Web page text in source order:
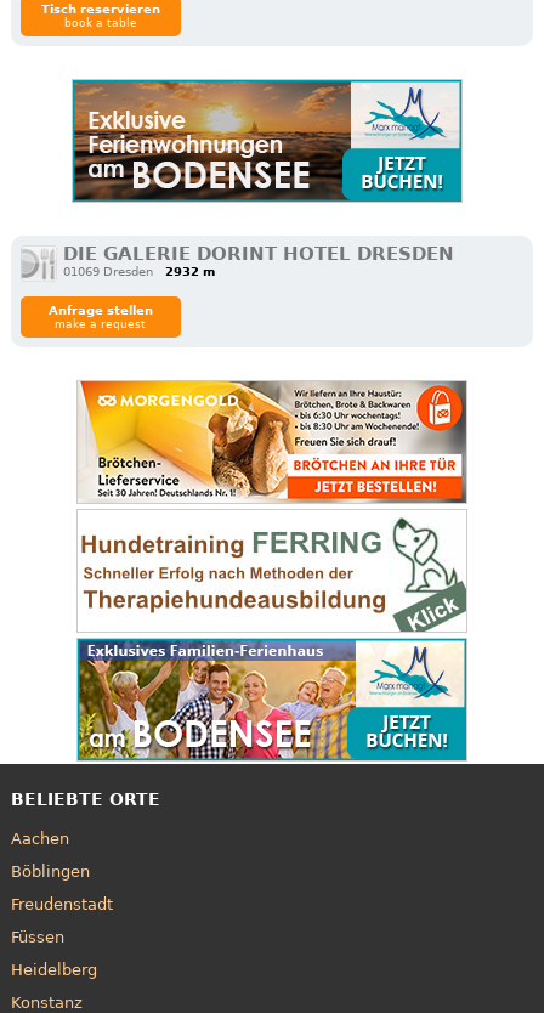
Tisch reservieren
book a table
DIE GALERIE DORINT HOTEL DRESDEN
01069 Dresden 2932 m
Anfrage stellen
make a request
BELIEBTE ORTE
Aachen
Böblingen
Freudenstadt
Füssen
Heidelberg
Konstanz